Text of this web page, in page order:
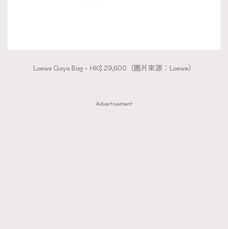
Loewe Goya Bag – HK$ 29,600（圖片來源：Loewe）
Advertisement